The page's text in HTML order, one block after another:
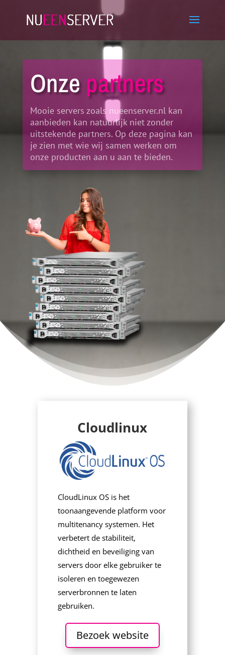
Onzepartners
Mooie servers zoals nueenserver.nl kan
aanbieden kan natuurlijk niet zonder
uitstekende partners. Op deze pagina kan
je zien met wie wij samen werken om
onze producten aan u aan te bieden.
Cloudlinux
CloudLinux OS is het
toonaangevende platform voor
multitenancy systemen. Het
verbetert de stabiliteit,
dichtheid en beveiliging van
servers door elke gebruiker te
isoleren en toegewezen
serverbronnen te laten
gebruiken.
Bezoek website